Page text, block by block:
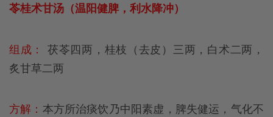
苓桂术甘汤（温阳健脾，利水降冲）
组成：
茯苓四两，桂枝（去皮）三两，白术二两，
炙甘草二两
方解： 本方所治痰饮乃中阳素虚，脾失健运，气化不